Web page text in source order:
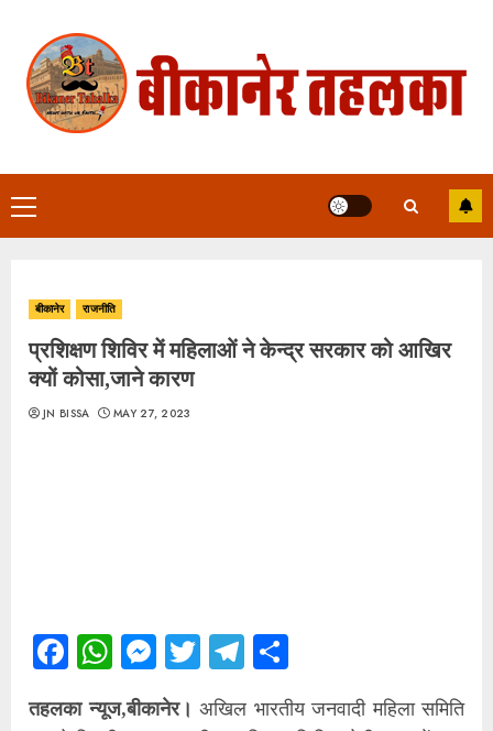
content
Primary
Menu
बीकानेर राजनीति
प्रशिक्षण शिविर में महिलाओं ने केन्द्र सरकार को आखिर
क्यों कोसा,जाने कारण
JN BISSA MAY 27, 2023
Facebook
WhatsApp
Messenger
TwitterTelegram
तहलका न्यूज,बीकानेर। अखिल भारतीय जनवादी महिला समिति